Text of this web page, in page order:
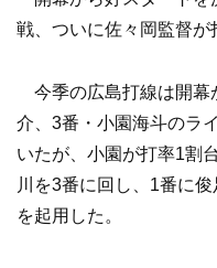
戦、ついに佐々岡監督が
今季の広島打線は開幕
介、3番・小園海斗のラ
いたが、小園が打率1割
川を3番に回し、1番に
を起用した。